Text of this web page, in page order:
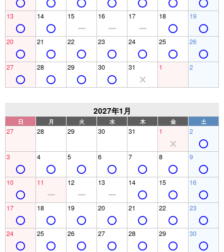
13 14 15 16 17 18 19
20 21 22 23 24 25 26
27 28 29 30 31 1 2
2027年1月
日 月 火 水 木 金 土
27 28 29 30 31 1 2
3 4 5 6 7 8 9
10 11 12 13 14 15 16
17 18 19 20 21 22 23
24 25 26 27 28 29 30